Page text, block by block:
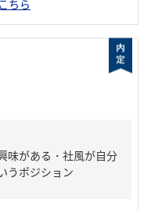
ちら
味がある・社風が自分
うポジション